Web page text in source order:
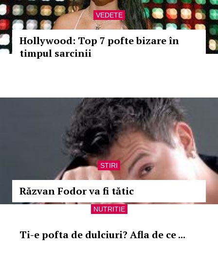
VEDETE
Hollywood: Top 7 pofte bizare în
timpul sarcinii
STIRI
Răzvan Fodor va fi tătic
NUTRITIE
Ti-e pofta de dulciuri? Afla de ce ...